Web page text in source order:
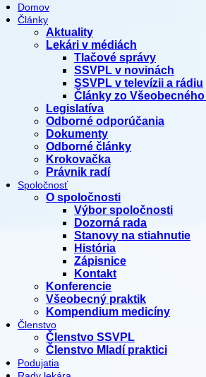
Domov
Články
Aktuality
Lekári v médiách
Tlačové správy
SSVPL v novinách
SSVPL v televízii a rádiu
Články zo
Legislatíva
Odborné odporúčania
Dokumenty
Odborné články
Krokovačka
Právnik radí
Spoločnosť
O spoločnosti
Výbor spoločnosti
Dozorná rada
Stanovy na stiahnutie
História
Zápisnice
Kontakt
Konferencie
Všeobecný praktik
Kompendium medicíny
Členstvo
Členstvo SSVPL
Členstvo Mladí praktici
Podujatia